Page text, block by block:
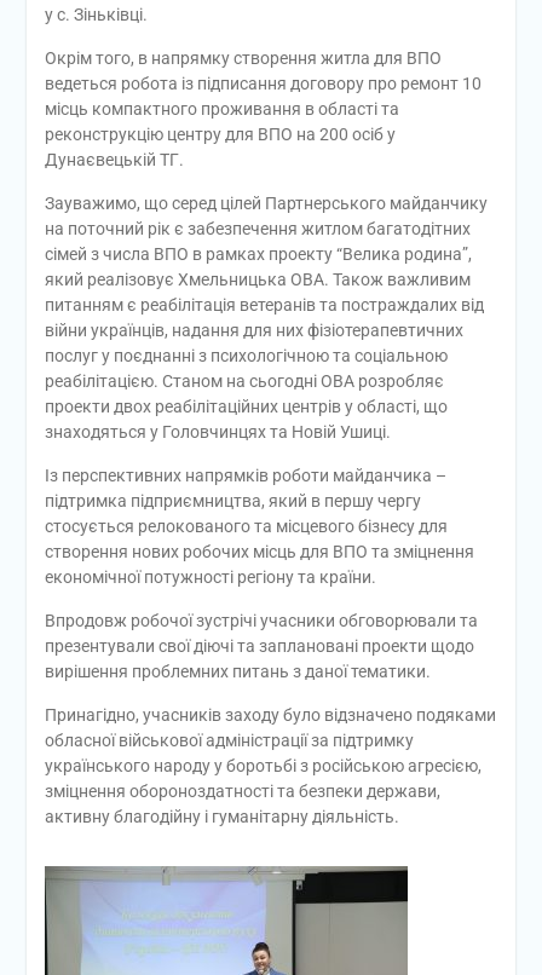
у с. Зіньківці.
Окрім того, в напрямку створення житла для ВПО
ведеться робота із підписання договору про ремонт 10
місць компактного проживання в області та
реконструкцію центру для ВПО на 200 осіб у
Дунаєвецькій ТГ.
Зауважимо, що серед цілей Партнерського майданчику
на поточний рік є забезпечення житлом багатодітних
сімей з числа ВПО в рамках проекту “Велика родина”,
який реалізовує Хмельницька ОВА. Також важливим
питанням є реабілітація ветеранів та постраждалих від
війни українців, надання для них фізіотерапевтичних
послуг у поєднанні з психологічною та соціальною
реабілітацією. Станом на сьогодні ОВА розробляє
проекти двох реабілітаційних центрів у області, що
знаходяться у Головчинцях та Новій Ушиці.
Із перспективних напрямків роботи майданчика –
підтримка підприємництва, який в першу чергу
стосується релокованого та місцевого бізнесу для
створення нових робочих місць для ВПО та зміцнення
економічної потужності регіону та країни.
Впродовж робочої зустрічі учасники обговорювали та
презентували свої діючі та заплановані проекти щодо
вирішення проблемних питань з даної тематики.
Принагідно, учасників заходу було відзначено подяками
обласної військової адміністрації за підтримку
українського народу у боротьбі з російською агресією,
зміцнення обороноздатності та безпеки держави,
активну благодійну і гуманітарну діяльність.